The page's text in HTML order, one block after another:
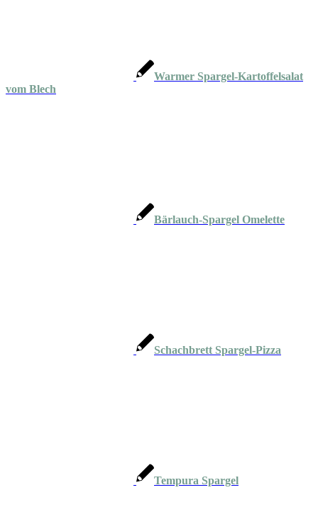
Warmer Spargel-Kartoffelsalat
vom Blech
Bärlauch-Spargel Omelette
Schachbrett Spargel-Pizza
Tempura Spargel